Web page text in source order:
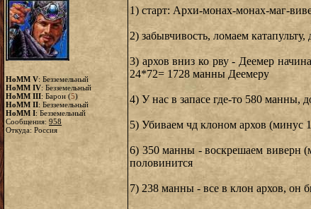
HoMM V: Безземельный
HoMM IV: Безземельный
HoMM III: Барон (5)
HoMM II: Безземельный
HoMM I: Безземельный
Сообщения: 958
Откуда: Россия
1) старт: Архи-монах-монах-маг-
2) забывчивость, ломаем
3) архов вниз ко рву - Деемер
24*72= 1728 манны Деемеру
4) У нас в запасе где-то 580 манны,
5) Убиваем чд клоном архов (минус
6) 350 манны - воскрешаем виверн
половинится
7) 238 манны - все в клон архов, он